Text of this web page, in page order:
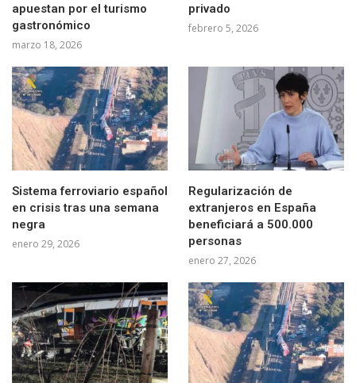
apuestan por el turismo
gastronómico
marzo 18, 2026
privado
febrero 5, 2026
Sistema ferroviario español
en crisis tras una semana
negra
enero 29, 2026
Regularización de
extranjeros en España
beneficiará a 500.000
personas
enero 27, 2026